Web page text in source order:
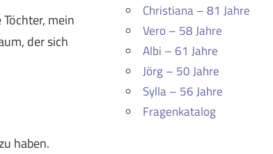
mein
der sich
haben.
Christiana – 81 Jahre
Vero – 58 Jahre
Albi – 61 Jahre
Jörg – 50 Jahre
Sylla – 56 Jahre
Fragenkatalog